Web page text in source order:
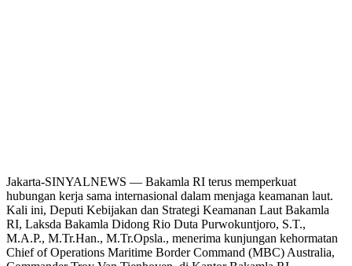
Jakarta-SINYALNEWS — Bakamla RI terus memperkuat
hubungan kerja sama internasional dalam menjaga keamanan laut.
Kali ini, Deputi Kebijakan dan Strategi Keamanan Laut Bakamla
RI, Laksda Bakamla Didong Rio Duta Purwokuntjoro, S.T.,
M.A.P., M.Tr.Han., M.Tr.Opsla., menerima kunjungan kehormatan
Chief of Operations Maritime Border Command (MBC) Australia,